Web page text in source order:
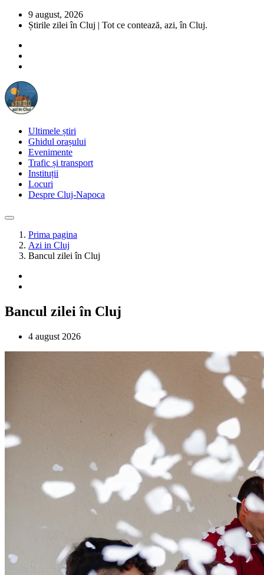
9 august, 2026
Știrile zilei în Cluj | Tot ce contează, azi, în Cluj.
Ultimele știri
Ghidul orașului
Evenimente
Trafic și transport
Instituții
Locuri
Despre Cluj-Napoca
Prima pagina
Azi in Cluj
Bancul zilei în Cluj
Bancul zilei în Cluj
4 august 2026